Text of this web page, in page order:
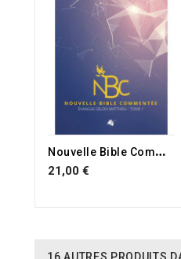
N
ouvelle Bible Commentée NBC
21,00 €